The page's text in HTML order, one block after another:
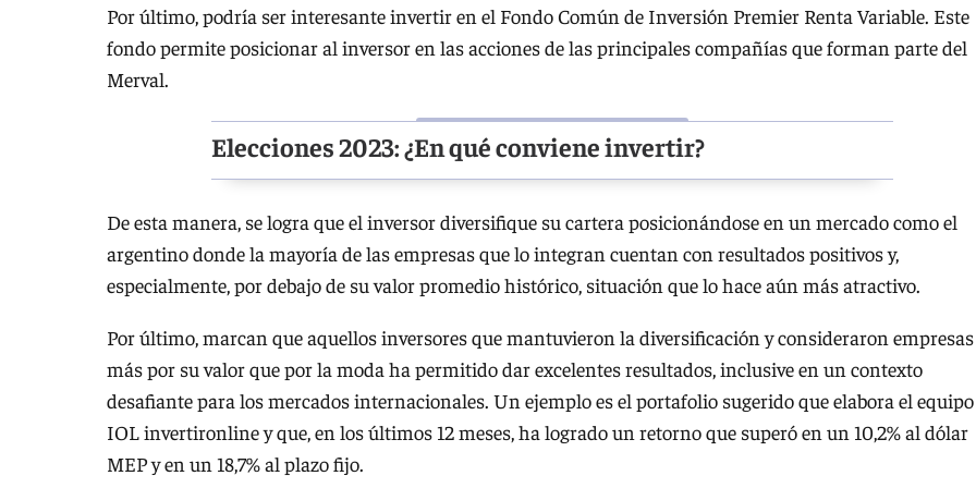
Por último, podría ser interesante invertir en el Fondo Común de Inversión Premier Renta Variable. Este
fondo permite posicionar al inversor en las acciones de las principales compañías que forman parte del
Merval.
Elecciones 2023: ¿En qué conviene invertir?
De esta manera, se logra que el inversor diversifique su cartera posicionándose en un mercado como el
argentino donde la mayoría de las empresas que lo integran cuentan con resultados positivos y,
especialmente, por debajo de su valor promedio histórico, situación que lo hace aún más atractivo.
Por último, marcan que aquellos inversores que mantuvieron la diversificación y consideraron empresas
más por su valor que por la moda ha permitido dar excelentes resultados, inclusive en un contexto
desafiante para los mercados internacionales. Un ejemplo es el portafolio sugerido que elabora el
IOL invertironline y que, en los últimos 12 meses, ha logrado un retorno que superó en un 10,2% al dólar
MEP y en un 18,7% al plazo fijo.